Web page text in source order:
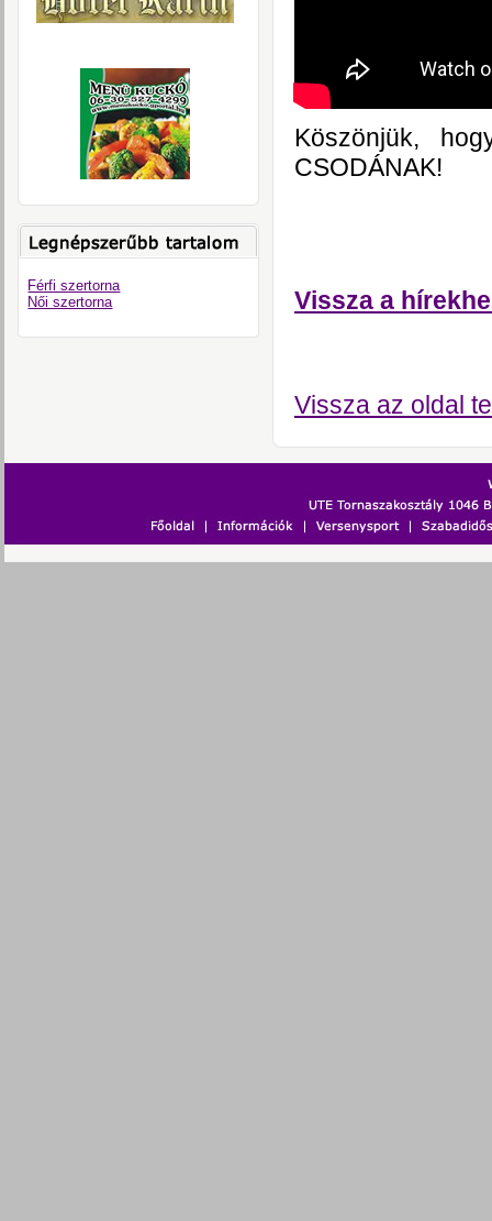
Férfi szertorna
Női szertorna
Köszönjük,
CSODÁNAK!
Vissza a
Vissza az oldal